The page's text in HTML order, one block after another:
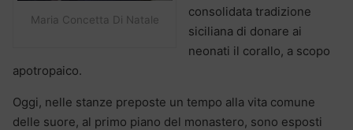
Maria Concetta Di Natale
consolidata tradizione
siciliana di donare ai
neonati il corallo, a scopo
apotropaico.
Oggi, nelle stanze preposte un tempo alla vita comune
delle suore, al primo piano del monastero, sono esposti